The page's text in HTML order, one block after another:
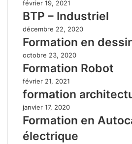
février 19, 2021
BTP – Industriel
décembre 22, 2020
Formation en
octobre 23, 2020
Formation Robot
février 21, 2021
formation
janvier 17, 2020
Formation en
électrique